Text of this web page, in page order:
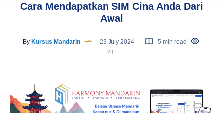
Cara Mendapatkan SIM Cina Anda Dari
Awal
By Kursus Mandarin 23 July 2024
5 min read
23